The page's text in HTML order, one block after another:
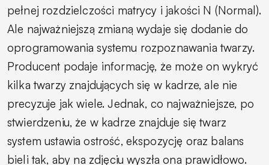
pełnej rozdzielczości matrycy i jakości N (Normal).
Ale najważniejszą zmianą wydaje się dodanie do
oprogramowania systemu rozpoznawania twarzy.
Producent podaje informację, że może on wykryć
kilka twarzy znajdujących się w kadrze, ale nie
precyzuje jak wiele. Jednak, co najważniejsze, po
stwierdzeniu, że w kadrze znajduje się twarz
system ustawia ostrość, ekspozycję oraz balans
bieli tak, aby na zdjęciu wyszła ona prawidłowo.